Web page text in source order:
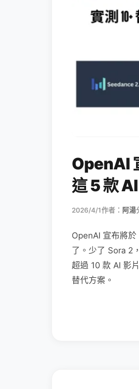
OpenAI
這 5 款
2026/4/1作者： 阿湯
OpenAI 宣布將
了。少了 Sora 2
超過 10 款 AI 影
替代方案。